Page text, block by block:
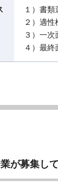
１）書類
２）適性
３）一次
４）最終
が募集し